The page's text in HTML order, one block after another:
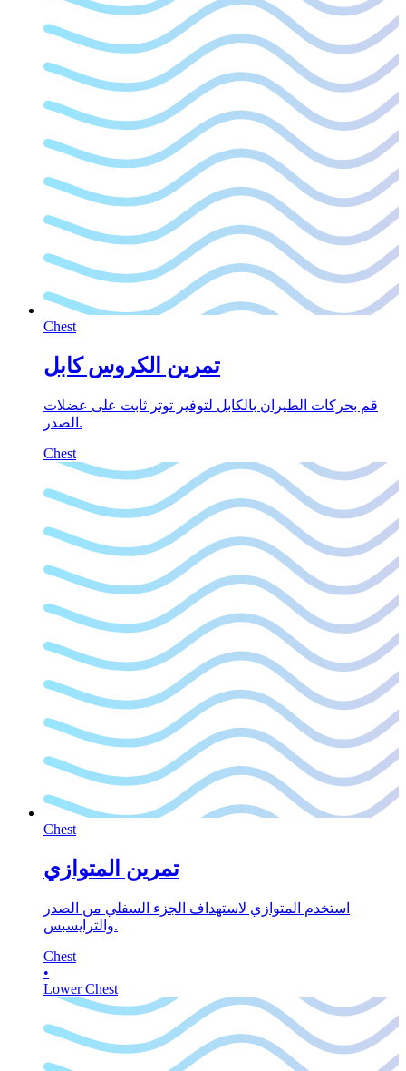
Chest
تمرين الكروس كابل
قم بحركات الطيران بالكابل لتوفير توتر ثابت على عضلات
الصدر.
Chest
Chest
تمرين المتوازي
استخدم المتوازي لاستهداف الجزء السفلي من الصدر
والترايسبس.
Chest
•
Lower Chest